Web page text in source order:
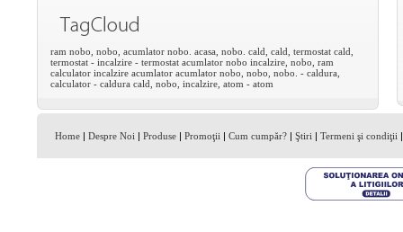
ram nobo, nobo, acumlator nobo. acasa, nobo. cald, cald, termostat cald,
termostat - incalzire - termostat acumlator nobo incalzire, nobo, ram
calculator incalzire acumlator acumlator nobo, nobo, nobo. - caldura,
calculator - caldura cald, nobo, incalzire, atom - atom
Home| Despre Noi | Produse| Promoţii | Cum cumpăr?| Ştiri | Termeni şi condiţii